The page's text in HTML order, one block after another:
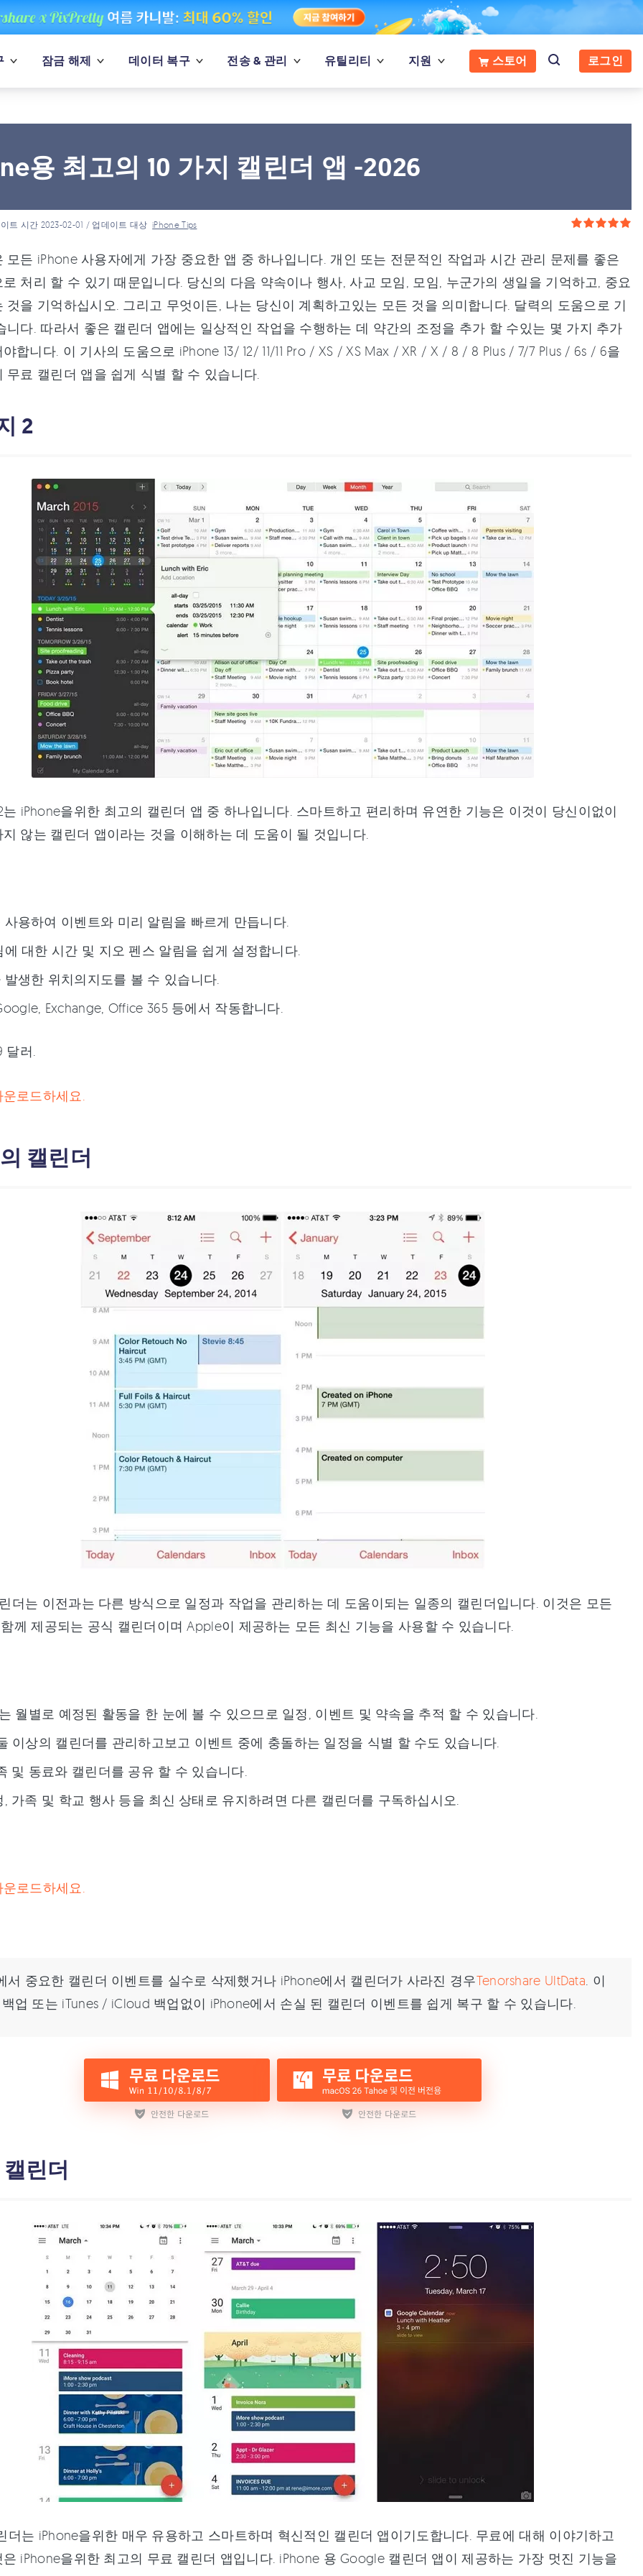
잠금 해제 데이터 복구 전송 & 관리 유틸리티 지원 스토어 로그인
용 최고의 10 가지 캘린더 앱 -2026
트 시간 2023-02-01 / 업데이트 대상iPhone Tips
모든 iPhone 사용자에게 가장 중요한 앱 중 하나입니다. 개인 또는 전문적인 작업과 시간 관리 문제를 좋은
처리 할 수 있기 때문입니다. 당신의 다음 약속이나 행사, 사교 모임, 모임, 누군가의 생일을 기억하고, 중요
것을 기억하십시오. 그리고 무엇이든, 나는 당신이 계획하고있는 모든 것을 의미합니다. 달력의 도움으로 기
니다. 따라서 좋은 캘린더 앱에는 일상적인 작업을 수행하는 데 약간의 조정을 추가 할 수있는 몇 가지 추가
합니다. 이 기사의 도움으로 iPhone 13/ 12/ 11/11 Pro / XS / XS Max / XR / X / 8 / 8 Plus / 7/7 Plus / 6s / 6을
무료 캘린더 앱을 쉽게 식별 할 수 있습니다.
2
는 iPhone을위한 최고의 캘린더 앱 중 하나입니다. 스마트하고 편리하며 유연한 기능은 이것이 당신이없이
않는 캘린더 앱이라는 것을 이해하는 데 도움이 될 것입니다.
사용하여 이벤트와 미리 알림을 빠르게 만듭니다.
에 대한 시간 및 지오 펜스 알림을 쉽게 설정합니다.
발생한 위치의지도를 볼 수 있습니다.
Exchange, Office 365 등에서 작동합니다.
달러.
로드하세요.
캘린더
더는 이전과는 다른 방식으로 일정과 작업을 관리하는 데 도움이되는 일종의 캘린더입니다. 이것은 모든
께 제공되는 공식 캘린더이며 Apple이 제공하는 모든 최신 기능을 사용할 수 있습니다.
월별로 예정된 활동을 한 눈에 볼 수 있으므로 일정, 이벤트 및 약속을 추적 할 수 있습니다.
이상의 캘린더를 관리하고보고 이벤트 중에 충돌하는 일정을 식별 할 수도 있습니다.
및 동료와 캘린더를 공유 할 수 있습니다.
, 가족 및 학교 행사 등을 최신 상태로 유지하려면 다른 캘린더를 구독하십시오.
로드하세요.
서 중요한 캘린더 이벤트를 실수로 삭제했거나 iPhone에서 캘린더가 사라진 경우Tenorshare UltData . 이
업 또는 iTunes / iCloud 백업없이 iPhone에서 손실 된 캘린더 이벤트를 쉽게 복구 할 수 있습니다.
린더
더는 iPhone을위한 매우 유용하고 스마트하며 혁신적인 캘린더 앱이기도합니다. 무료에 대해 이야기하고
iPhone을위한 최고의 무료 캘린더 앱입니다. iPhone 용 Google 캘린더 앱이 제공하는 가장 멋진 기능을